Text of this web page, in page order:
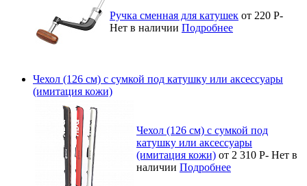
Ручка сменная для катушек от 220 Р-
Нет в наличии Подробнее
Чехол (126 см) с сумкой под катушку или аксессуары
(имитация кожи)
Чехол (126 см) с сумкой под
катушку или аксессуары
(имитация кожи) от 2 310 Р- Нет в
наличии Подробнее